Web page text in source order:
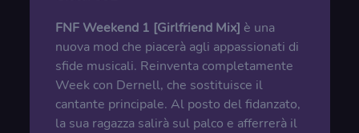
FNF Weekend 1 [Girlfriend Mix] è una
nuova mod che piacerà agli appassionati di
sfide musicali. Reinventa completamente
Week con Dernell, che sostituisce il
cantante principale. Al posto del fidanzato,
la sua ragazza salirà sul palco e afferrerà il